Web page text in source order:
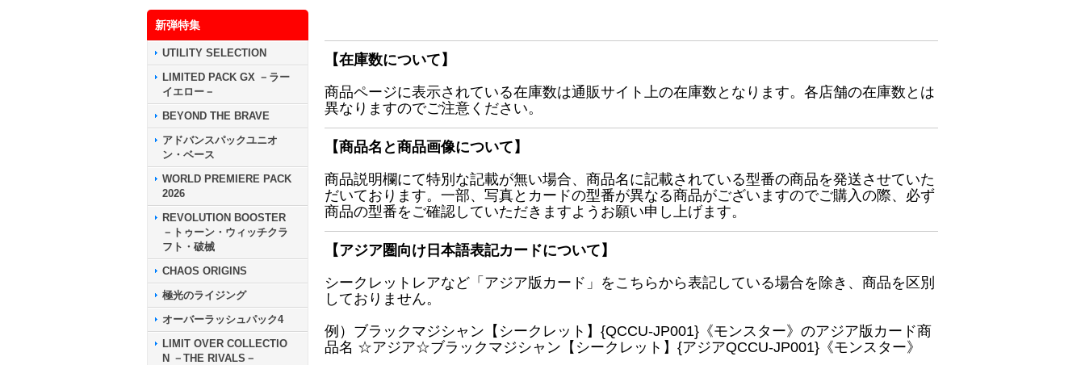
新弾特集
UTILITY SELECTION
LIMITED PACK GX －ラー
イエロー－
BEYOND THE BRAVE
アドバンスパックユニオ
ン・ベース
WORLD PREMIERE PACK
2026
REVOLUTION BOOSTER
－トゥーン・ウィッチクラ
フト・破械
CHAOS ORIGINS
極光のライジング
オーバーラッシュパック4
LIMIT OVER COLLECTIO
N －THE RIVALS－
【在庫数について】
商品ページに表示されている在庫数は通販サイト上の在庫数となります。各店舗の在庫数とは
異なりますのでご注意ください。
【商品名と商品画像について】
商品説明欄にて特別な記載が無い場合、商品名に記載されている型番の商品を発送させていた
だいております。一部、写真とカードの型番が異なる商品がございますのでご購入の際、必ず
商品の型番をご確認していただきますようお願い申し上げます。
【アジア圏向け日本語表記カードについて】
シークレットレアなど「アジア版カード」をこちらから表記している場合を除き、商品を区別
しておりません。
例）ブラックマジシャン【シークレット】{QCCU-JP001}《モンスター》のアジア版カード商
品名 ☆アジア☆ブラックマジシャン【シークレット】{アジアQCCU-JP001}《モンスター》